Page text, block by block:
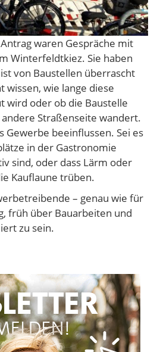
waren Gespräche mit
Winterfeldtkiez. Sie haben
von Baustellen überrascht
wissen, wie lange diese
wird oder ob die Baustelle
Straßenseite wandert.
Gewerbe beeinflussen. Sei es
in der Gastronomie
sind, oder dass Lärm oder
Kauflaune trüben.
– genau wie für
früh über Bauarbeiten und
zu sein.